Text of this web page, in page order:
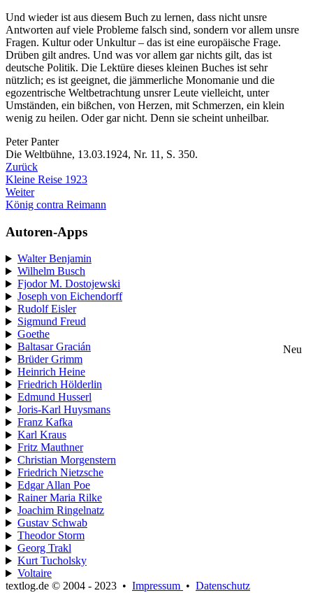
Und wieder ist aus diesem Buch zu lernen, dass nicht unsre
Antworten auf viele Probleme falsch sind, sondern vor allem unsre
Fragen. Kultur oder Unkultur – das ist eine europäische Frage.
Drüben gilt andres. Und was vor allem gar nichts gilt, das ist
deutsche Politik. Die Lektüre dieses kleinen Buches ist sehr
nützlich; es ist geeignet, die jämmerliche Monomanie und die
egozentrische Weltbetrachtung unsrer Leute vielleicht, unter
Umständen, ein bißchen, von Herzen, mit Schmerzen, ein klein
wenig zu heilen. Oder gar nicht. Denn sie scheint unheilbar.
Peter Panter
Die Weltbühne, 13.03.1924, Nr. 11, S. 350.
Zurück
Kleine Reise 1923
Weiter
König contra Reimann
Autoren-Apps
Walter Benjamin
Wilhelm Busch
Fjodor M. Dostojewski
Joseph von Eichendorff
Rudolf Eisler
Sigmund Freud
Goethe
Baltasar Gracián
Neu
Brüder Grimm
Heinrich Heine
Friedrich Hölderlin
Edmund Husserl
Joris-Karl Huysmans
Franz Kafka
Karl Kraus
Fritz Mauthner
Christian Morgenstern
Friedrich Nietzsche
Edgar Allan Poe
Rainer Maria Rilke
Joachim Ringelnatz
Gustav Schwab
Theodor Storm
Georg Trakl
Kurt Tucholsky
Voltaire
textlog.de © 2004 - 2023 • Impressum • Datenschutz